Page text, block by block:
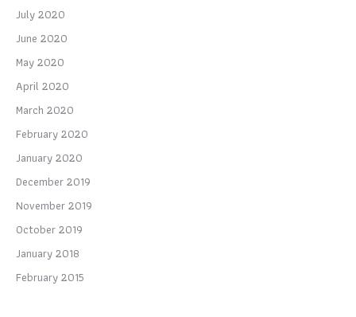
July 2020
June 2020
May 2020
April 2020
March 2020
February 2020
January 2020
December 2019
November 2019
October 2019
January 2018
February 2015